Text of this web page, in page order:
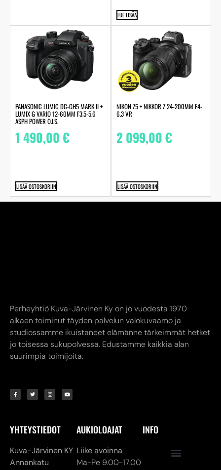
LUE LISÄÄ
PANASONIC LUMIC DC-GH5 MARK II +
LUMIX G VARIO 12-60MM F3.5-5.6
ASPH POWER O.I.S.
1 490,00€
LISÄÄ OSTOSKORIIN
NIKON Z5 + NIKKOR Z 24-200MM F4-
6.3 VR
2 099,00€
LISÄÄ OSTOSKORIIN
Kuva-Järvinen KY
Annankatu
myymälä. (02) 731
asiakaspalvelu@kuva-
jarvinen.com
Verkkokauppa
24/7